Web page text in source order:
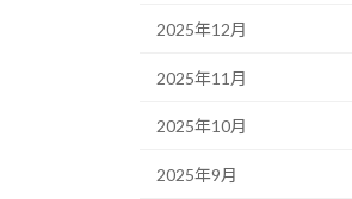
2025年12月
2025年11月
2025年10月
2025年9月